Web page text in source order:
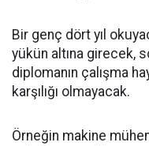
Bir genç dört yıl
yükün altına girecek,
diplomanın çalışma
karşılığı olmayacak.
Örneğin makine